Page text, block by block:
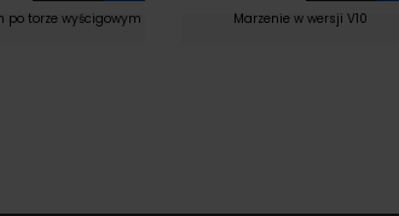
po torze wyścigowym Marzenie w wersji V10